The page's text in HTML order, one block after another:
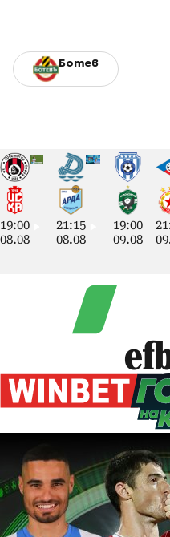
Ботев
19:00
08.08
21:15
08.08
19:00
09.08